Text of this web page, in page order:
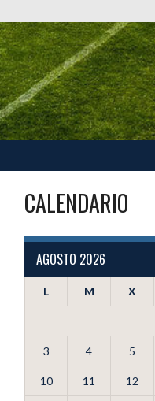
CALENDARIO
AGOSTO 2026
L M X
3 4 5
10 11 12